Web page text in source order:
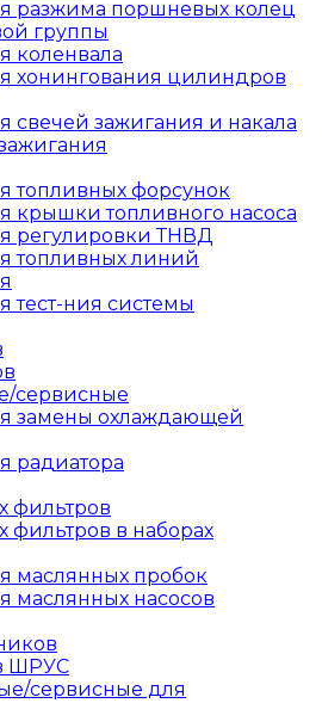
разжима поршневых колец
группы
коленвала
хонингования цилиндров
свечей зажигания и накала
топливных форсунок
крышки топливного насоса
регулировки ТНВД
топливных линий
тест-ния системы
сервисные
замены охлаждающей
радиатора
фильтров
в наборах
маслянных пробок
маслянных насосов
ШРУС
сервисные для